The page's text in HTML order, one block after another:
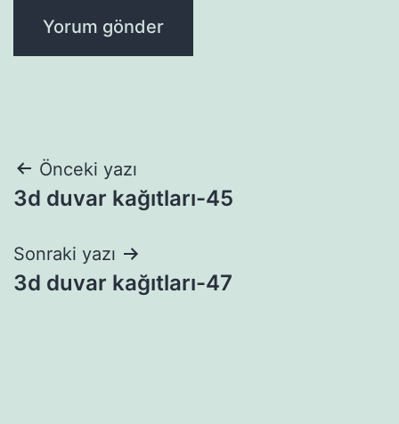
Yazı
gezinmesi
Önceki yazı
3d duvar kağıtları-45
Sonraki yazı
3d duvar kağıtları-47